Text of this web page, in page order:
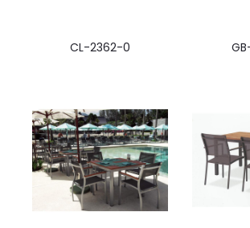
CL-2362-0